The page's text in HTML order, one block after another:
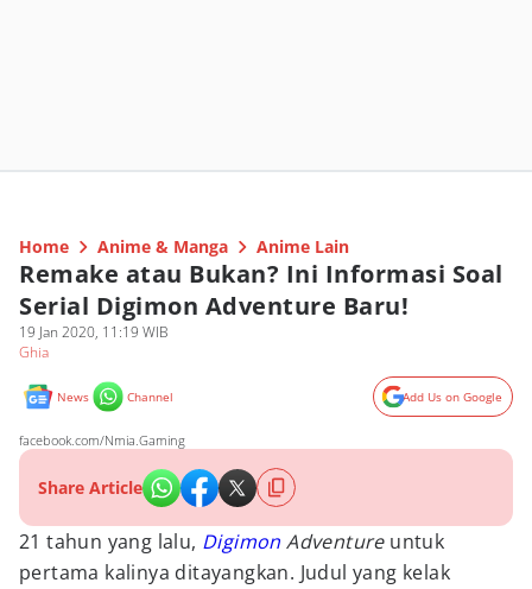
Home Anime & Manga Anime Lain
Remake atau Bukan? Ini Informasi Soal
Serial Digimon Adventure Baru!
19 Jan 2020, 11:19 WIB
Ghia
News Channel Add Us on Google
facebook.com/Nmia.Gaming
Share Article
21 tahun yang lalu, Digimon Adventureuntuk
pertama kalinya ditayangkan. Judul yang kelak